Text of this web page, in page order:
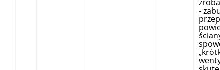
-